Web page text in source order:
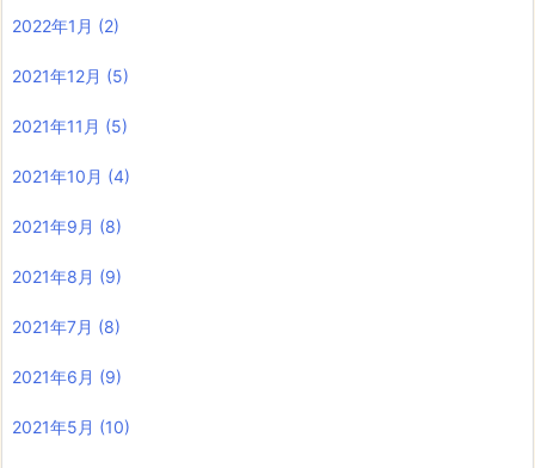
2022年1月 (2)
2021年12月 (5)
2021年11月 (5)
2021年10月 (4)
2021年9月 (8)
2021年8月 (9)
2021年7月 (8)
2021年6月 (9)
2021年5月 (10)